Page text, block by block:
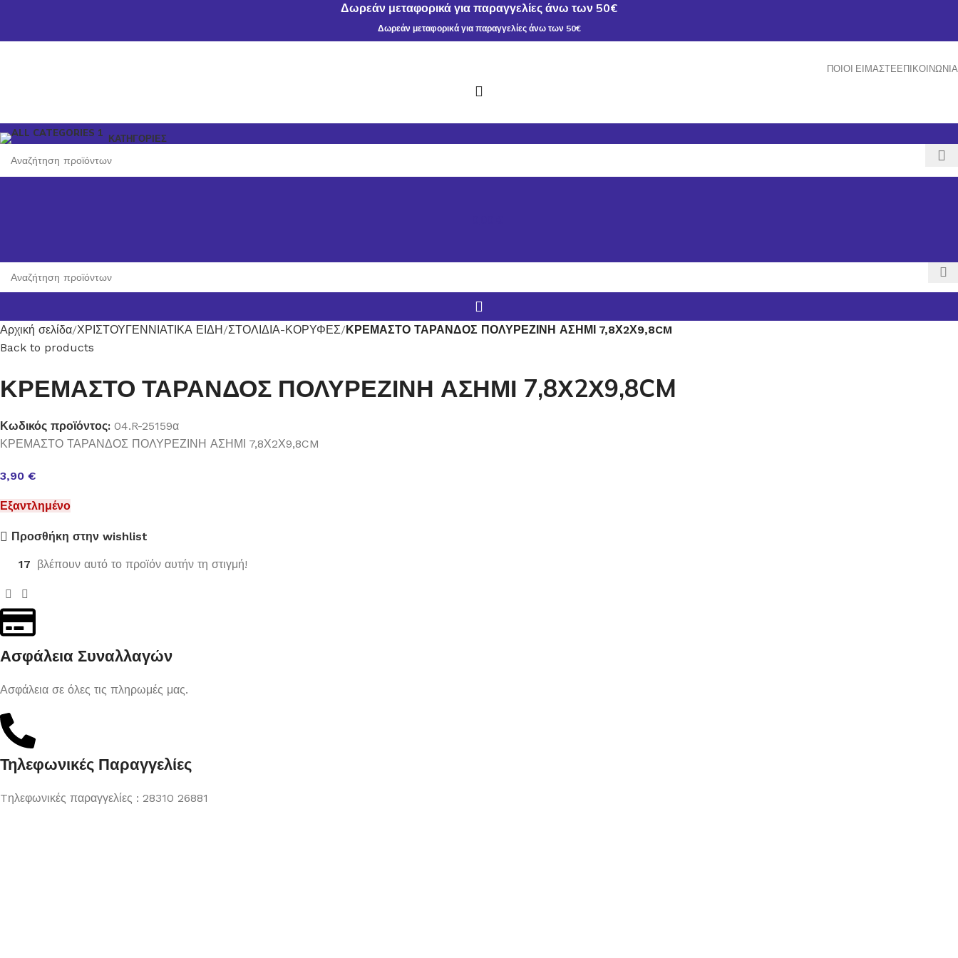
Δωρεάν μεταφορικά για παραγγελίες άνω των 50€
Δωρεάν μεταφορικά για παραγγελίες άνω των 50€
ΠΟΙΟΙ ΕΊΜΑΣΤΕΕΠΙΚΟΙΝΩΝΊΑ
ΚΑΤΗΓΟΡΙΕΣ
Αρχική σελίδα ΧΡΙΣΤΟΥΓΕΝΝΙΑΤΙΚΑ ΕΙΔΗ ΣΤΟΛΙΔΙΑ-ΚΟΡΥΦΕΣ ΚΡΕΜΑΣΤΟ ΤΑΡΑΝΔΟΣ ΠΟΛΥΡΕΖΙΝΗ ΑΣΗΜΙ 7,8Χ2Χ9,8CM
Back to products
ΚΡΕΜΑΣΤΟ ΤΑΡΑΝΔΟΣ ΠΟΛΥΡΕΖΙΝΗ ΑΣΗΜΙ 7,8Χ2Χ9,8CM
Κωδικός προϊόντος: 04.R-25159α
ΚΡΕΜΑΣΤΟ ΤΑΡΑΝΔΟΣ ΠΟΛΥΡΕΖΙΝΗ ΑΣΗΜΙ 7,8Χ2Χ9,8CM
3,90 €
Εξαντλημένο
Προσθήκη στην wishlist
17 βλέπουν αυτό το προϊόν αυτήν τη στιγμή!
Ασφάλεια Συναλλαγών
Ασφάλεια σε όλες τις πληρωμές μας.
Τηλεφωνικές Παραγγελίες
Tηλεφωνικές παραγγελίες : 28310 26881